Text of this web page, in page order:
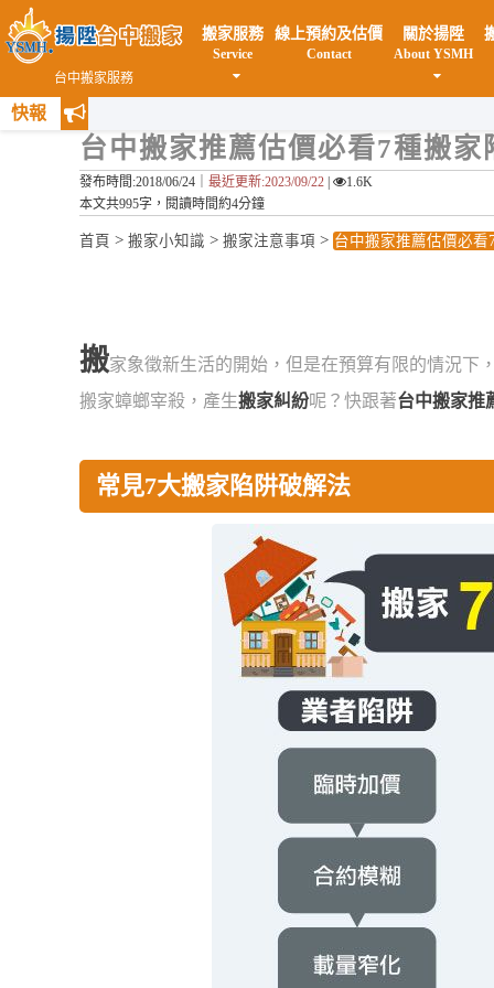
台中搬家服務
搬家服務
Service
線上預約及估價
Contact
關於揚陞
About YSMH
快報
台中搬家推薦估價必看7種搬家
發布時間:2018/06/24｜ 最近更新:2023/09/22
1.6K
本文共995字，閱讀時間約4分鐘
首頁 > 搬家小知識 > 搬家注意事項 > 台中搬家推薦估價必
搬家象徵新生活的開始，但是在預算有限的情況下
搬家蟑螂宰殺，產生搬家糾紛呢？快跟著台中搬家推
常見7大搬家陷阱破解法